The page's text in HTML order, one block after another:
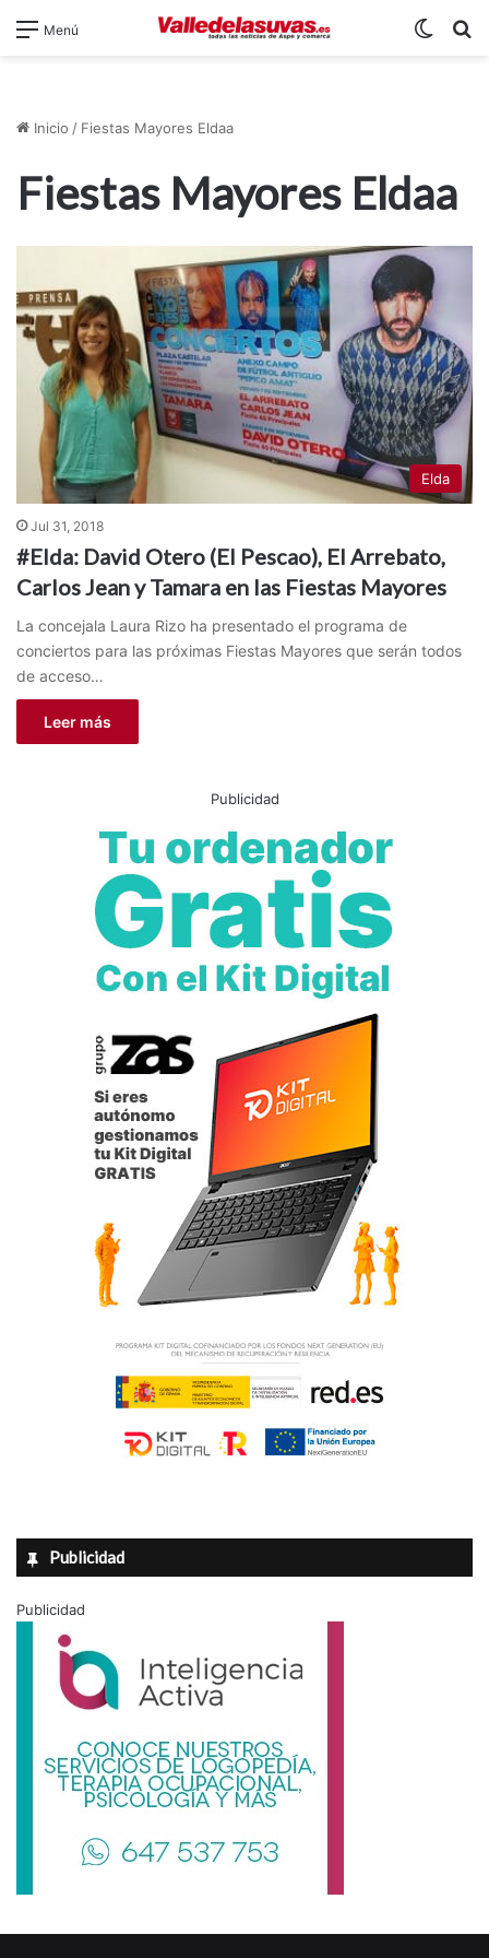
Menú
Inicio / Fiestas Mayores Eldaa
Fiestas Mayores Eldaa
Elda
Jul 31, 2018
#Elda: David Otero (El Pescao), El Arrebato,
Carlos Jean y Tamara en las Fiestas Mayores
La concejala Laura Rizo ha presentado el programa de
conciertos para las próximas Fiestas Mayores que serán todos
de acceso…
Leer más
Publicidad
Publicidad
Publicidad